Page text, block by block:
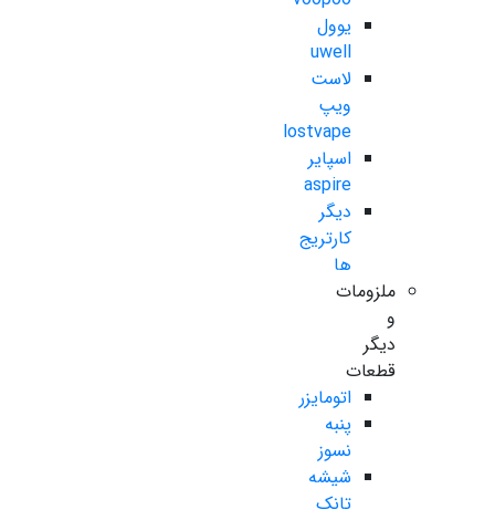
یوول
uwell
لاست
ویپ
lostvape
اسپایر
aspire
دیگر
کارتریج
ها
ملزومات
و
دیگر
قطعات
اتومایزر
پنبه
نسوز
شیشه
تانک